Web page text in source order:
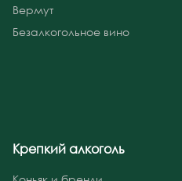
Вермут
Безалкогольное вино
Крепкий алкоголь